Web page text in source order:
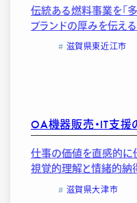
伝統ある燃料事業を「
ブランドの厚みを伝え
滋賀県東近江市
OA機器販売・IT支援
仕事の価値を直感的に
視覚的理解と情緒的納
滋賀県大津市